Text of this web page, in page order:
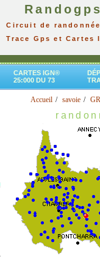
Circuit de
Trace Gps et Cartes
CARTES IGN®
25:000 DU 73
Accueil savoie